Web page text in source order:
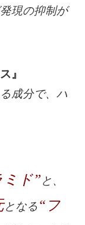
現の抑制が
』
成分で、ハ
ミド”と、
となる “フ